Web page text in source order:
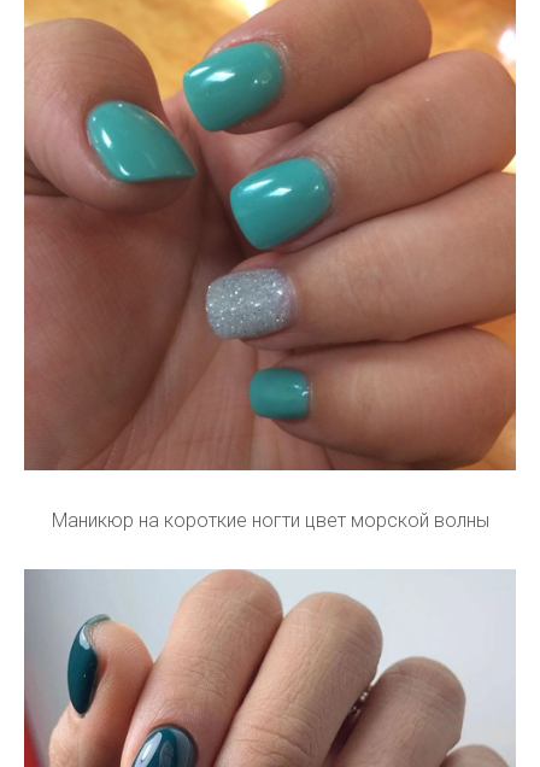
Маникюр на короткие ногти цвет морской волны